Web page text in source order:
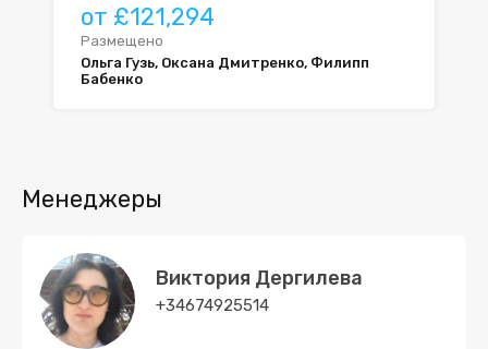
от £121,294
Размещено
Ольга Гузь, Оксана Дмитренко, Филипп
Бабенко
Менеджеры
Виктория Дергилева
+34674925514